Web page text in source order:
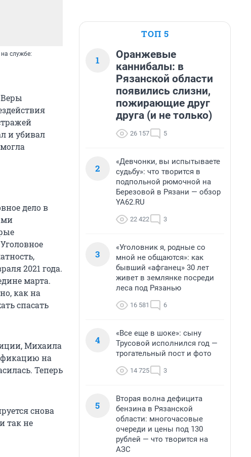
службе:
Веры
и убивал
дело в
2021 года.
марта.
как на
спасать
Михаила
на
Теперь
снова
так не
ТОП 5
1
Оранжевые
каннибалы: в
Рязанской области
появились слизни,
пожирающие друг
друга (и не только)
26 157 5
2
«Девчонки, вы испытываете
судьбу»: что творится в
подпольной рюмочной на
Березовой в Рязани — обзор
YA62.RU
22 422 3
3
«Уголовник я, родные со
мной не общаются»: как
бывший «афганец» 30 лет
живет в землянке посреди
леса под Рязанью
16 581 6
4
«Все еще в шоке»: сыну
Трусовой исполнился год —
трогательный пост и фото
14 725 3
5
Вторая волна дефицита
бензина в Рязанской
области: многочасовые
очереди и цены под 130
рублей — что творится на
АЗС